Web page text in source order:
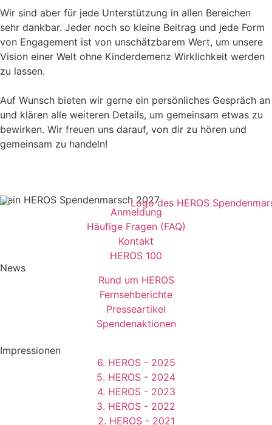
Wir sind aber für jede Unterstützung in allen Bereichen
sehr dankbar. Jeder noch so kleine Beitrag und jede Form
von Engagement ist von unschätzbarem Wert, um unsere
Vision einer Welt ohne Kinderdemenz Wirklichkeit werden
zu lassen.
Auf Wunsch bieten wir gerne ein persönliches Gespräch an
und klären alle weiteren Details, um gemeinsam etwas zu
bewirken. Wir freuen uns darauf, von dir zu hören und
gemeinsam zu handeln!
Dein HEROS Spendenmarsch 2027
Anmeldung
Häufige Fragen (FAQ)
Kontakt
HEROS 100
News
Rund um HEROS
Fernsehberichte
Presseartikel
Spendenaktionen
Impressionen
6. HEROS - 2025
5. HEROS - 2024
4. HEROS - 2023
3. HEROS - 2022
2. HEROS - 2021